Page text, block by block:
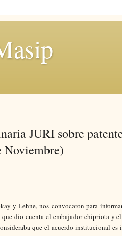
JURI sobre
Noviembre)
y Lehne, nos convocaron para
que dio cuenta el embajador chipriota y
que el acuerdo institucional